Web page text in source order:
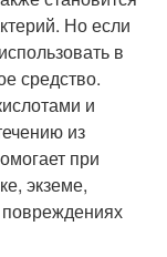
Но если
в
средство.
и
из
при
экземе,